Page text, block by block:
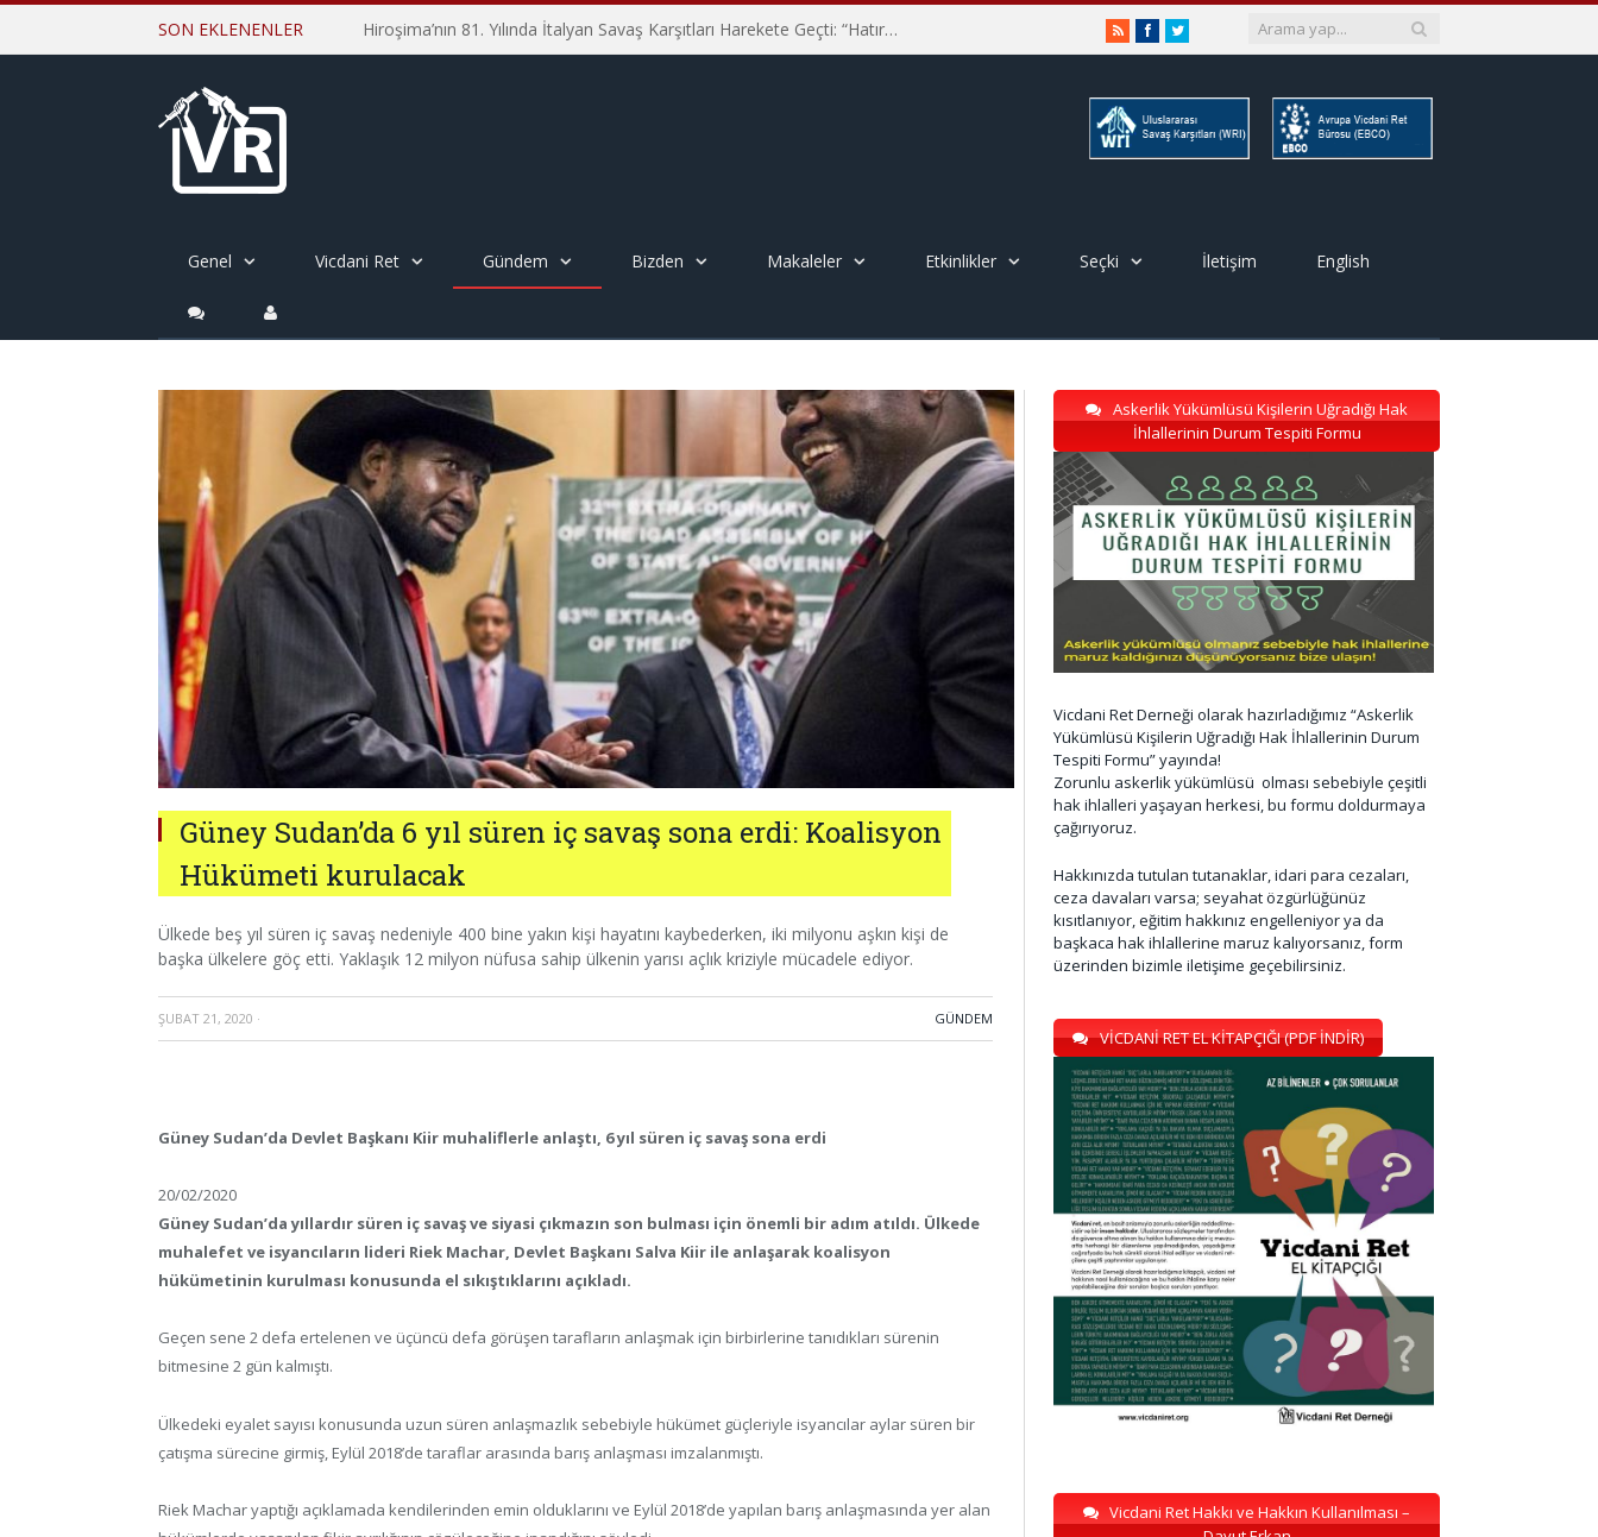
SON EKLENENLER Hiroşima’nın 81. Yılında İtalyan Savaş Karşıtları Harekete Geçti: “Hatırlamak yeterli değil” RSSFacebookTwitter
Genel Vicdani Ret Gündem Bizden Makaleler Etkinlikler Seçki İletişim English
Güney Sudan’da 6 yıl süren iç savaş sona erdi: Koalisyon
Hükümeti kurulacak
Ülkede beş yıl süren iç savaş nedeniyle 400 bine yakın kişi hayatını kaybederken, iki milyonu aşkın kişi de
başka ülkelere göç etti. Yaklaşık 12 milyon nüfusa sahip ülkenin yarısı açlık kriziyle mücadele ediyor.
ŞUBAT 21, 2020 · GÜNDEM
Güney Sudan’da Devlet Başkanı Kiir muhaliflerle anlaştı, 6 yıl süren iç savaş sona erdi
20/02/2020
Güney Sudan’da yıllardır süren iç savaş ve siyasi çıkmazın son bulması için önemli bir adım atıldı. Ülkede
muhalefet ve isyancıların lideri Riek Machar, Devlet Başkanı Salva Kiir ile anlaşarak koalisyon
hükümetinin kurulması konusunda el sıkıştıklarını açıkladı.
Geçen sene 2 defa ertelenen ve üçüncü defa görüşen tarafların anlaşmak için birbirlerine tanıdıkları sürenin
bitmesine 2 gün kalmıştı.
Ülkedeki eyalet sayısı konusunda uzun süren anlaşmazlık sebebiyle hükümet güçleriyle isyancılar aylar süren bir
çatışma sürecine girmiş, Eylül 2018’de taraflar arasında barış anlaşması imzalanmıştı.
Riek Machar yaptığı açıklamada kendilerinden emin olduklarını ve Eylül 2018’de yapılan barış anlaşmasında yer alan
Askerlik Yükümlüsü Kişilerin Uğradığı Hak
İhlallerinin Durum Tespiti Formu
Vicdani Ret Derneği olarak hazırladığımız “Askerlik
Yükümlüsü Kişilerin Uğradığı Hak İhlallerinin Durum
Tespiti Formu” yayında!
Zorunlu askerlik yükümlüsü olması sebebiyle çeşitli
hak ihlalleri yaşayan herkesi, bu formu doldurmaya
çağırıyoruz.
Hakkınızda tutulan tutanaklar, idari para cezaları,
ceza davaları varsa; seyahat özgürlüğünüz
kısıtlanıyor, eğitim hakkınız engelleniyor ya da
başkaca hak ihlallerine maruz kalıyorsanız, form
üzerinden bizimle iletişime geçebilirsiniz.
VİCDANİ RET EL KİTAPÇIĞI (PDF İNDİR)
Vicdani Ret Hakkı ve Hakkın Kullanılması –